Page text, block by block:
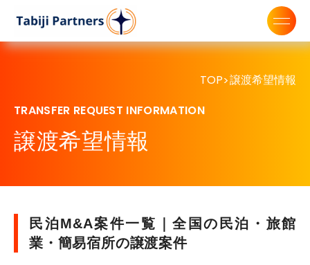
TOP>譲渡希望情報
TRANSFER REQUEST INFORMATION
譲渡希望情報
民泊M&A案件一覧｜全国の民泊・旅館
業・簡易宿所の譲渡案件